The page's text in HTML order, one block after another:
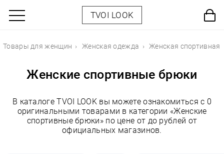
TVOI LOOK
Товары для женщин Женская одежда Женская спортивная
Женские спортивные брюки
В каталоге TVOI LOOK вы можете ознакомиться с 0
оригинальными товарами в категории «Женские
спортивные брюки» по цене от до рублей от
официальных магазинов.